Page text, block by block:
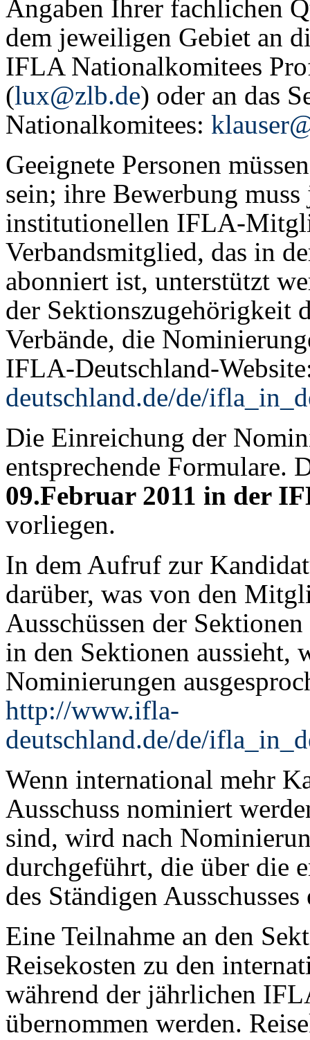
Angaben Ihrer fachlichen
dem jeweiligen Gebiet an
IFLA Nationalkomitees
(lux@zlb.de) oder an das
Nationalkomitees:
Geeignete Personen
sein; ihre Bewerbung
institutionellen IFLA-
Verbandsmitglied, das in
abonniert ist, unterstützt
der Sektionszugehörigkeit
Verbände, die
IFLA-Deutschland-
deutschland.de/de/
Die Einreichung der
entsprechende Formulare.
09.Februar 2011 in der
vorliegen.
In dem Aufruf zur
darüber, was von den
Ausschüssen der
in den Sektionen aussieht,
Nominierungen
http://www.ifla-
deutschland.de/de/
Wenn international mehr
Ausschuss nominiert
sind, wird nach
durchgeführt, die über die
des Ständigen
Eine Teilnahme an den
Reisekosten zu den
während der jährlichen
übernommen werden.